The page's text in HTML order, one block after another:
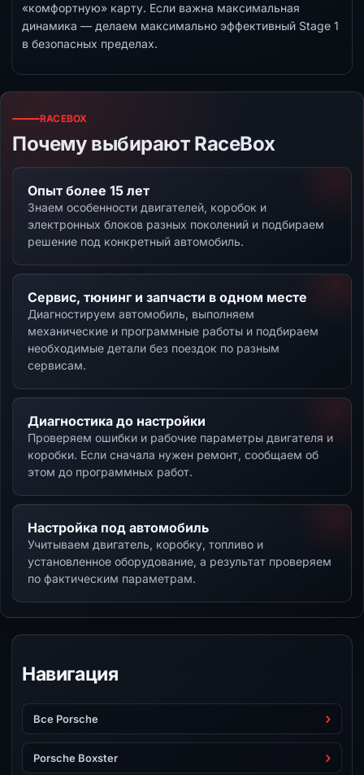
«комфортную» карту. Если важна максимальная
динамика — делаем максимально эффективный Stage 1
в безопасных пределах.
RACEBOX
Почему выбирают RaceBox
Опыт более 15 лет
Знаем особенности двигателей, коробок и
электронных блоков разных поколений и подбираем
решение под конкретный автомобиль.
Сервис, тюнинг и запчасти в одном месте
Диагностируем автомобиль, выполняем
механические и программные работы и подбираем
необходимые детали без поездок по разным
сервисам.
Диагностика до настройки
Проверяем ошибки и рабочие параметры двигателя и
коробки. Если сначала нужен ремонт, сообщаем об
этом до программных работ.
Настройка под автомобиль
Учитываем двигатель, коробку, топливо и
установленное оборудование, а результат проверяем
по фактическим параметрам.
Навигация
Все Porsche
Porsche Boxster